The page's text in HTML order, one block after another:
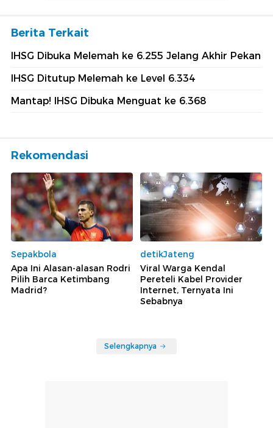
Berita Terkait
IHSG Dibuka Melemah ke 6.255 Jelang Akhir Pekan
IHSG Ditutup Melemah ke Level 6.334
Mantap! IHSG Dibuka Menguat ke 6.368
Rekomendasi
Sepakbola
Apa Ini Alasan-alasan Rodri
Pilih Barca Ketimbang
Madrid?
detikJateng
Viral Warga Kendal
Pereteli Kabel Provider
Internet, Ternyata Ini
Sebabnya
Selengkapnya